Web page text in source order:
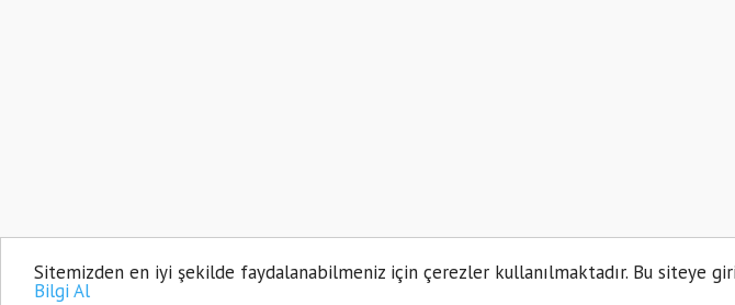
Sitemizden en iyi şekilde faydalanabilmeniz için çerezler kullanılmaktadır. Bu siteye
Bilgi Al
KARS HABER 2026